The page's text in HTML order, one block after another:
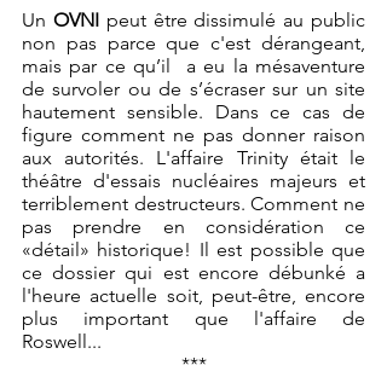
Un OVNI peut être dissimulé au public
non pas parce que c'est dérangeant,
mais par ce qu’il  a eu la mésaventure
de survoler ou de s’écraser sur un site
hautement sensible. Dans ce cas de
figure comment ne pas donner raison
aux autorités. L'affaire Trinity était le
théâtre d'essais nucléaires majeurs et
terriblement destructeurs. Comment ne
pas prendre en considération ce
«détail» historique! Il est possible que
ce dossier qui est encore débunké a
l'heure actuelle soit, peut-être, encore
plus important que l'affaire de
Roswell...
***